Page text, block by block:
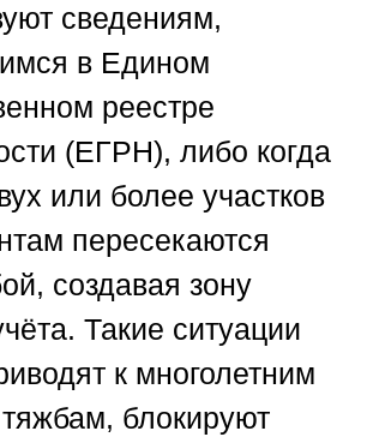
сведениям,
в Едином
реестре
(ЕГРН), либо когда
или более участков
пересекаются
создавая зону
Такие ситуации
к многолетним
блокируют